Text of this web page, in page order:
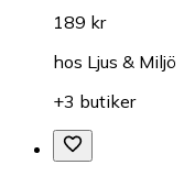
189 kr
hos Ljus & Miljö
+3 butiker